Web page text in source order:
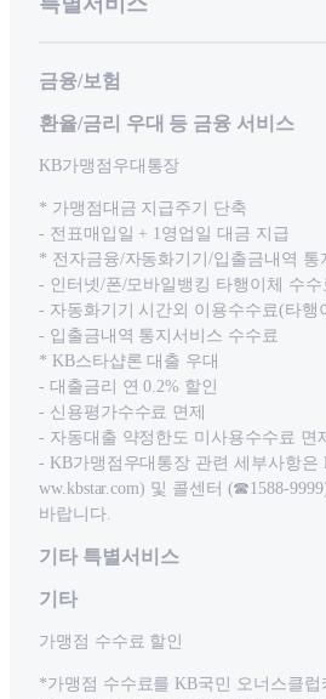
금융/보험
환율/금리 우대 등 금융 서비스
KB가맹점우대통장
* 가맹점대금 지급주기 단축
- 전표매입일 + 1영업일 대금 지급
* 전자금융/자동화기기/입출금내역 통
- 인터넷/폰/모바일뱅킹 타행이체 수수
- 자동화기기 시간외 이용수수료(타행
- 입출금내역 통지서비스 수수료
* KB스타샵론 대출 우대
- 대출금리 연 0.2% 할인
- 신용평가수수료 면제
- 자동대출 약정한도 미사용수수료 면제
- KB가맹점우대통장 관련 세부사항은
ww.kbstar.com) 및 콜센터 (☎1588-
바랍니다.
기타 특별서비스
기타
가맹점 수수료 할인
*가맹점 수수료를 KB국민 오너스클